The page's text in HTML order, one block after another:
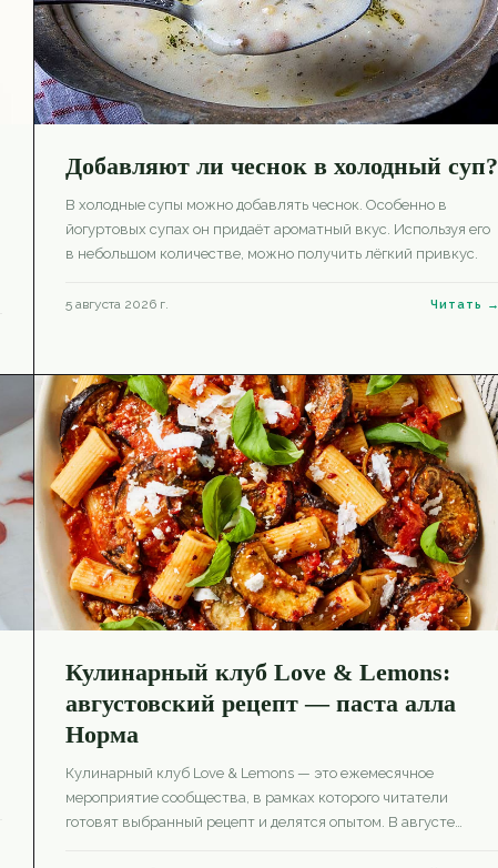
Добавляют ли чеснок в холодный суп?
В холодные супы можно добавлять чеснок. Особенно в
йогуртовых супах он придаёт ароматный вкус. Используя его
в небольшом количестве, можно получить лёгкий привкус.
5 августа 2026 г. Читать →
Кулинарный клуб Love & Lemons:
августовский рецепт — паста алла
Норма
Кулинарный клуб Love & Lemons — это ежемесячное
мероприятие сообщества, в рамках которого читатели
готовят выбранный рецепт и делятся опытом. В августе